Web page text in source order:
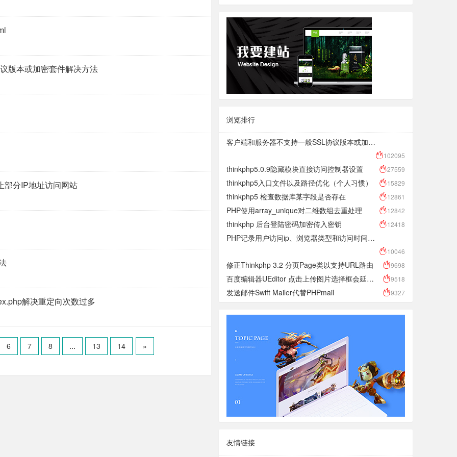
版本或加密套件解决方法
部分IP地址访问网站
解决重定向次数过多
6 7 8 ... 13 14 »
浏览排行
客户端和服务器不支持一般SSL协议版本或加密套件解决方法
102095
thinkphp5.0.9隐藏模块直接访问控制器设置 27559
thinkphp5入口文件以及路径优化（个人习惯） 15829
thinkphp5 检查数据库某字段是否存在 12861
PHP使用array_unique对二维数组去重处理 12842
thinkphp 后台登陆密码加密传入密钥 12418
PHP记录用户访问ip、浏览器类型和访问时间到txt日志文件
10046
修正Thinkphp 3.2 分页Page类以支持URL路由 9698
百度编辑器UEditor 点击上传图片选择框会延迟几秒才会显示 反应很慢 9518
发送邮件Swift Mailer代替PHPmail 9327
友情链接